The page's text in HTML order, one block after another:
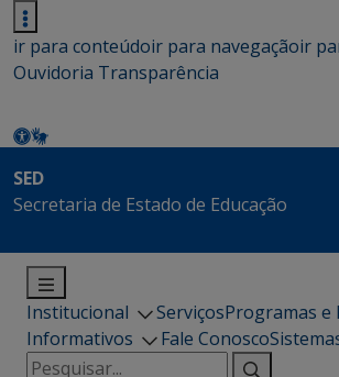
ir para conteúdoir para navegaçãoir
Ouvidoria Transparência
SED
Secretaria de Estado de Educação
Institucional ServiçosProgramas e
Informativos
Fale Conosco
Pesquisar